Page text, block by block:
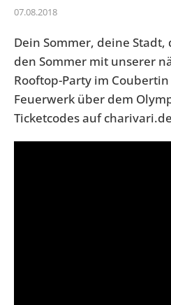
07.08.2018
Dein Sommer, deine
den Sommer mit unserer
Rooftop-Party im
Feuerwerk über dem
Ticketcodes auf